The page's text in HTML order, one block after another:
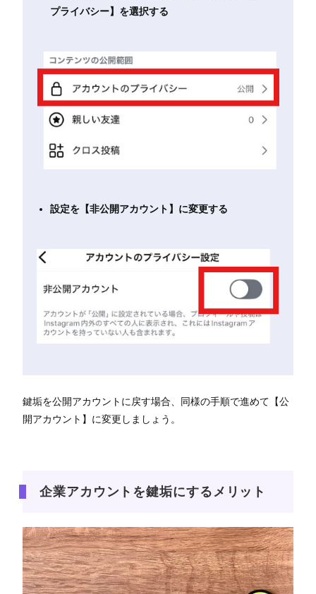
プライバシー】を選択する
設定を【非公開アカウント】に変更する
鍵垢を公開アカウントに戻す場合、同様の手順で進めて【公
開アカウント】に変更しましょう。
企業アカウントを鍵垢にするメリット